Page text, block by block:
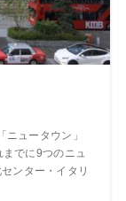
ュータウン」
でに9つのニュ
ンター・イタリ